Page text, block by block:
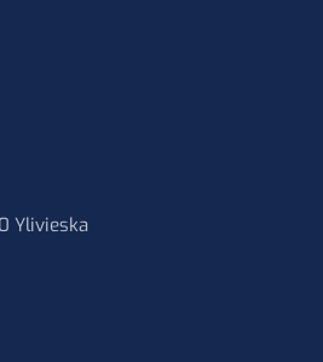
Ylivieska